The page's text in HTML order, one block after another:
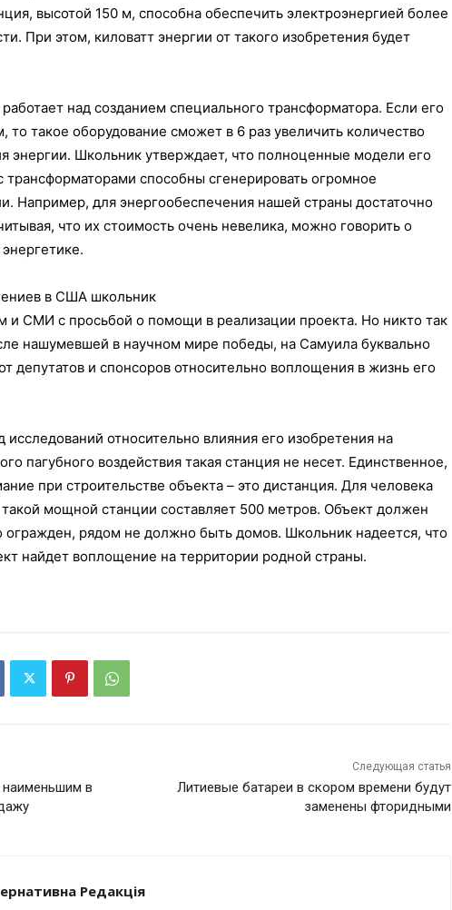
высотой 150 м, способна обеспечить электроэнергией более
При этом, киловатт энергии от такого изобретения будет
над созданием специального трансформатора. Если его
то такое оборудование сможет в 6 раз увеличить количество
энергии. Школьник утверждает, что полноценные модели его
трансформаторами способны сгенерировать огромное
Например, для энергообеспечения нашей страны достаточно
что их стоимость очень невелика, можно говорить о
в США школьник
и СМИ с просьбой о помощи в реализации проекта. Но никто так
нашумевшей в научном мире победы, на Самуила буквально
депутатов и спонсоров относительно воплощения в жизнь его
исследований относительно влияния его изобретения на
пагубного воздействия такая станция не несет. Единственное,
при строительстве объекта – это дистанция. Для человека
мощной станции составляет 500 метров. Объект должен
рядом не должно быть домов. Школьник надеется, что
найдет воплощение на территории родной страны.
наименьшим в
Следующая статья
Литиевые батареи в скором времени будут
заменены фторидными
Редакція